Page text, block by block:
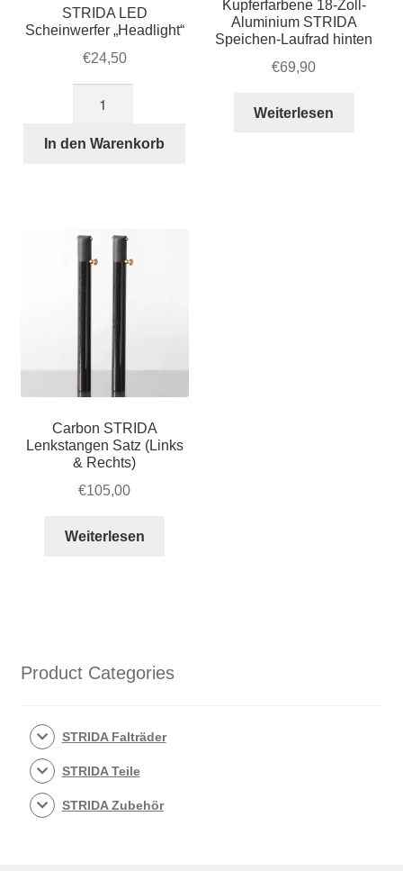
STRIDA LED
Scheinwerfer „Headlight“
€24,50
Scheinwerfer
In den Warenkorb
Kupferfarbene 18-Zoll-
Aluminium STRIDA
Speichen-Laufrad hinten
€69,90
Weiterlesen
Carbon STRIDA
Lenkstangen Satz (Links
& Rechts)
€105,00
Weiterlesen
Product Categories
STRIDA Falträder
STRIDA Teile
STRIDA Zubehör